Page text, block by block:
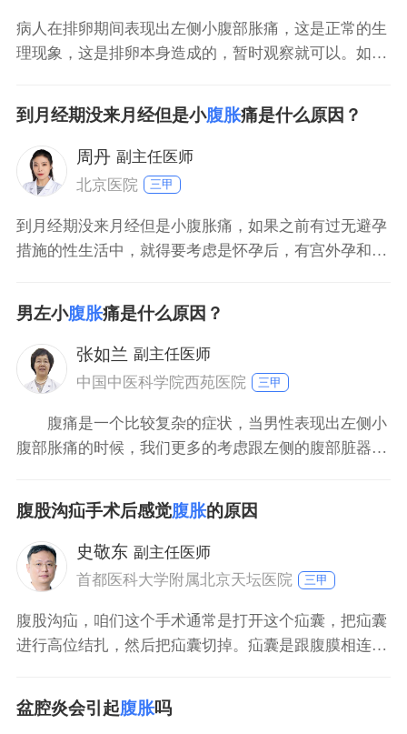
病人在排卵期间表现出左侧小腹部胀痛，这是正常的生
理现象，这是排卵本身造成的，暂时观察就可以。如果
解疼痛。如果有怀孕的打算就不提倡热敷了，避免影响
了细胞的质量。表现出左侧小腹部胀痛，还要看一下是
否存在盆腔疾病，主要是排除有盆腔炎的可能。
到月经期没来月经但是小腹胀痛是什么原因？
周丹 副主任医师
北京医院
三甲
到月经期没来月经但是小腹胀痛，如果之前有过无避孕
措施的性生活中，就得要考虑是怀孕后，有宫外孕和先
调的症状，病人除了月经推迟，还会有腹痛、腹胀、恶
心、全身乏力等不舒服的表现。
男左小腹胀痛是什么原因？
张如兰 副主任医师
中国中医科学院西苑医院
三甲
腹痛是一个比较复杂的症状，当男性表现出左侧小
腹部胀痛的时候，我们更多的考虑跟左侧的腹部脏器相
因为左下腹也是肠道所在的位置。如果左小腹胀痛，同
时伴随排便习惯的改变，或者表现出腹泻、大便性状的
改变等相关的这种情况，我们要更多的考虑是消化系
统，就是胃肠道
腹股沟疝手术后感觉腹胀的原因
史敬东 副主任医师
首都医科大学附属北京天坛医院
三甲
腹股沟疝，咱们这个手术通常是打开这个疝囊，把疝囊
进行高位结扎，然后把疝囊切掉。疝囊是跟腹膜相连的
于把整个腹腔打开了一样，这个时候咱们做完手术以
后，腹腔打开以后，这个肠道功能会受到影响，肠蠕动
盆腔炎会引起腹胀吗